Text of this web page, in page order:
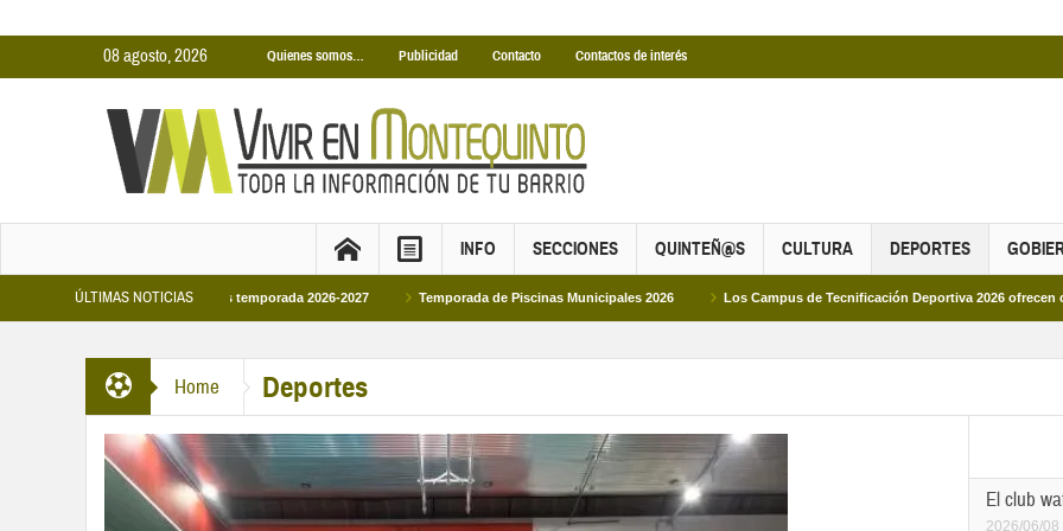
08 agosto, 2026 Quienes somos… Publicidad Contacto Contactos de interés
INFO SECCIONES QUINTEÑ@S CULTURA DEPORTES
ÚLTIMAS NOTICIAS
Municipales temporada 2026-2027 Temporada de Piscinas Municipales 2026 Los Campus de Tecnificación Deportiva 2026 ofrecen cuatro propuestas
Home Deportes
El club
2026/06/08